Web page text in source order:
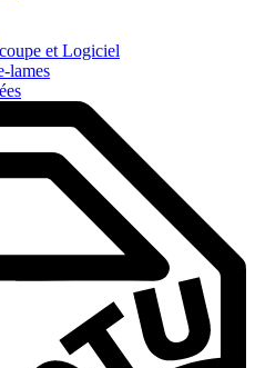
et Logiciel
lames